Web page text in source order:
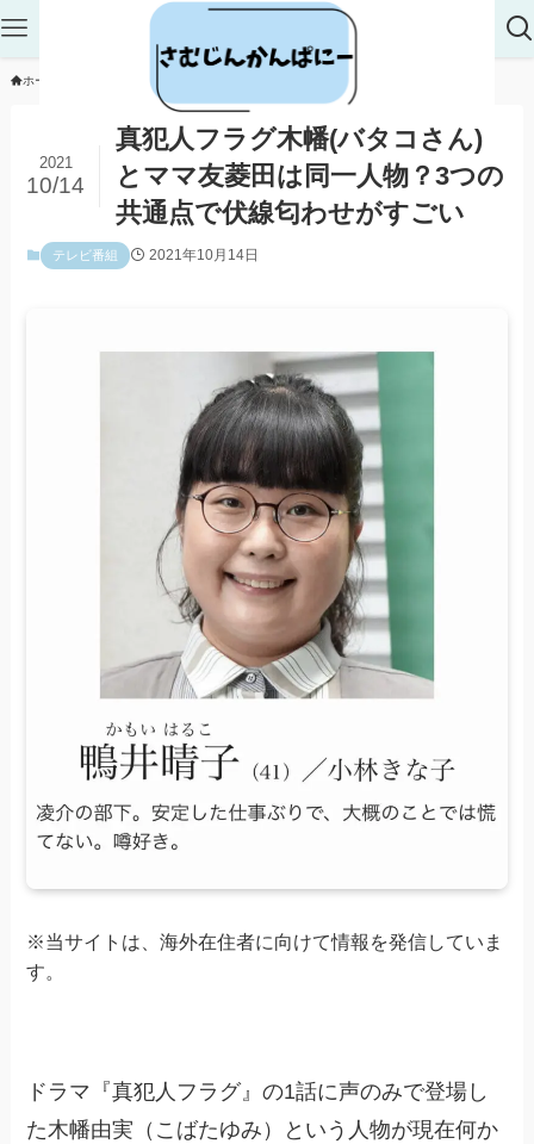
ホーム
真犯人フラグ木幡(バタコさん)
とママ友菱田は同一人物？3つの
共通点で伏線匂わせがすごい
2021
10/14
テレビ番組 2021年10月14日
※当サイトは、海外在住者に向けて情報を発信していま
す。
ドラマ『真犯人フラグ』の1話に声のみで登場し
た木幡由実（こばたゆみ）という人物が現在何か